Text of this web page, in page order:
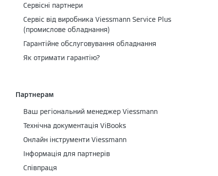
Сервісні партнери
Cервіс від виробника Viessmann Service Plus
(промислове обладнання)
Гарантійне обслуговування обладнання
Як отримати гарантію?
Партнерам
Ваш регіональний менеджер Viessmann
Технічна документація ViBooks
Онлайн інструменти Viessmann
Інформація для партнерів
Співпраця